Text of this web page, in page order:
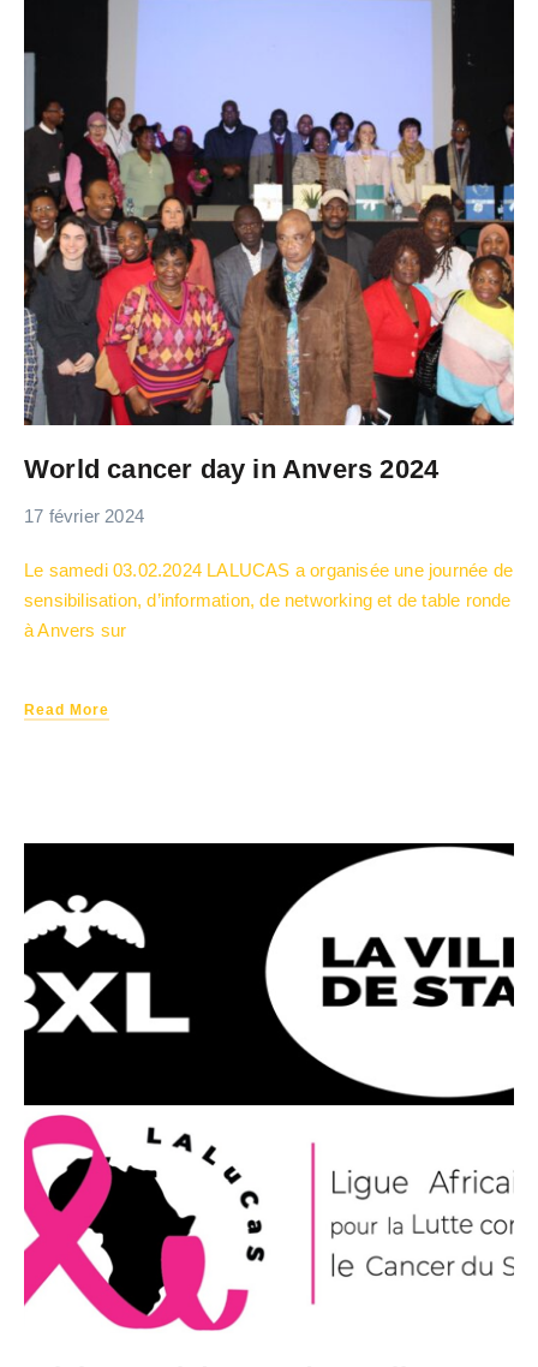
World cancer day in Anvers 2024
17 février 2024
Le samedi 03.02.2024 LALUCAS a organisée une journée de
sensibilisation, d’information, de networking et de table ronde
à Anvers sur
Read More